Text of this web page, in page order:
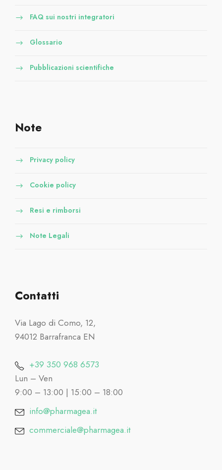
FAQ sui nostri integratori
Glossario
Pubblicazioni scientifiche
Note
Privacy policy
Cookie policy
Resi e rimborsi
Note Legali
Contatti
Via Lago di Como, 12,
94012 Barrafranca EN
+39 350 968 6573
Lun – Ven
9:00 – 13:00 | 15:00 – 18:00
info@pharmagea.it
commerciale@pharmagea.it